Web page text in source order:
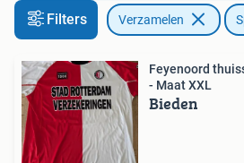
Filters Verzamelen
Feyenoord
- Maat XXL
Bieden